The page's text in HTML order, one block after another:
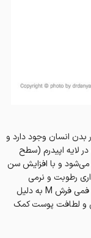
بدن انسان وجود دارد و
لایه اپیدرم (سطح
می‌شود و با افزایش سن
رطوبت و نرمی
پوست از خواص مهم هیالورونیک اسید است. ژل فمی فرش M به دلیل
و لطافت پوست کمک